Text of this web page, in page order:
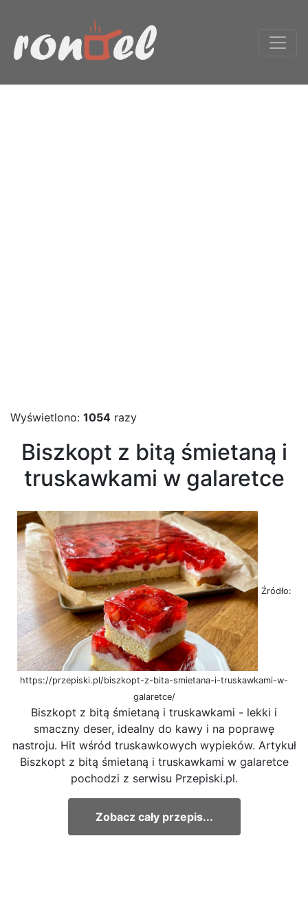
Wyświetlono: 1054 razy
Biszkopt z bitą śmietaną i
truskawkami w galaretce
Źródło:
https://przepiski.pl/biszkopt-z-bita-smietana-i-truskawkami-w-
galaretce/
Biszkopt z bitą śmietaną i truskawkami - lekki i
smaczny deser, idealny do kawy i na poprawę
nastroju. Hit wśród truskawkowych wypieków. Artykuł
Biszkopt z bitą śmietaną i truskawkami w galaretce
pochodzi z serwisu Przepiski.pl.
Zobacz cały przepis...